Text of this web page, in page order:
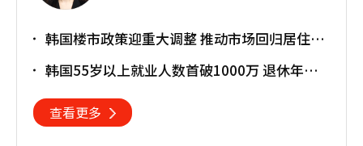
韩国楼市政策迎重大调整 推动市场回归居住属
韩国55岁以上就业人数首破1000万 退休年龄
查看更多